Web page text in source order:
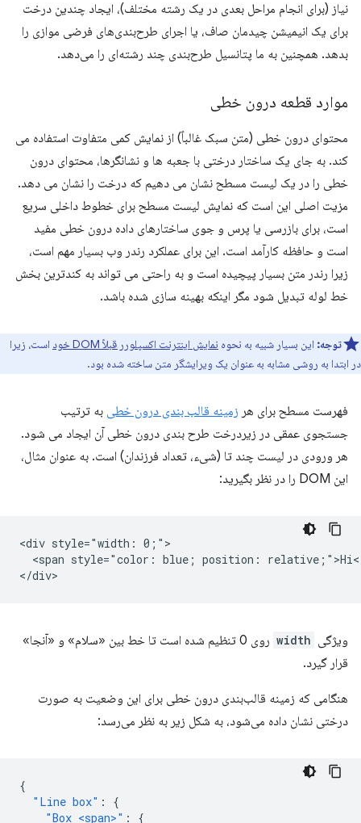
نیاز (برای انجام مراحل بعدی در یک رشته مختلف)، ایجاد چندین درخت
برای یک انیمیشن چیدمان صاف، یا اجرای طرح‌بندی‌های فرضی موازی را
بدهد. همچنین به ما پتانسیل طرح‌بندی چند رشته‌ای را می‌دهد.
موارد قطعه درون خطی
محتوای درون خطی (متن سبک غالباً) از نمایش کمی متفاوت استفاده می
کند. به جای یک ساختار درختی با جعبه ها و نشانگرها، محتوای درون
خطی را در یک لیست مسطح نشان می دهیم که درخت را نشان می دهد.
مزیت اصلی این است که نمایش لیست مسطح برای خطوط داخلی سریع
است، برای بازرسی یا پرس و جوی ساختارهای داده درون خطی مفید
است و حافظه کارآمد است. این برای عملکرد رندر وب بسیار مهم است،
زیرا رندر متن بسیار پیچیده است و به راحتی می تواند به کندترین بخش
خط لوله تبدیل شود مگر اینکه بهینه سازی شده باشد.
توجه: این بسیار شبیه به نحوه نمایش اینترنت اکسپلورر قبلاً DOM خود
است، زیرا
در ابتدا به روشی مشابه به عنوان یک ویرایشگر متن ساخته شده بود.
فهرست مسطح برای هر زمینه قالب بندی درون خطی به ترتیب
جستجوی عمقی در زیردرخت طرح بندی درون خطی آن ایجاد می شود.
هر ورودی در لیست چند تا (شیء، تعداد فرزندان) است. به عنوان مثال،
این DOM را در نظر بگیرید:
<div style="width: 0;">
<span style="color: blue; position:
ویژگی width
روی 0 تنظیم شده است تا خط بین «سلام» و «آنجا»
قرار گیرد.
هنگامی که زمینه قالب‌بندی درون خطی برای این وضعیت به صورت
درختی نشان داده می‌شود، به شکل زیر به نظر می‌رسد:
{
"Line box" :
{
"Box <span>" : {